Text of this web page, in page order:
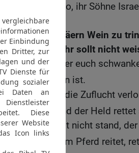
war es nicht so, ihr Söhne
den Nasiräern Wein zu
befohlen: Ihr sollt nicht
mache es unter euch
, der voll Garben ist.
Schnellen die Zuflucht
seine Kraft, und der Held rettet
führt, hält nicht stand,
und der auf dem Pferd reitet,